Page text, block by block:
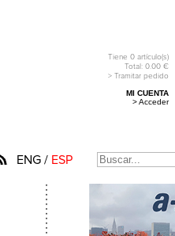
Tiene 0 artículo(s)
Total: 0.00 €
> Tramitar pedido
MI CUENTA
> Acceder
ENG / ESP